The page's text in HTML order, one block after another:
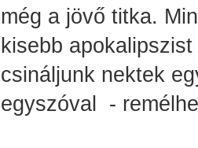
még a jövő titka.
kisebb
csináljunk nektek
egyszóval -